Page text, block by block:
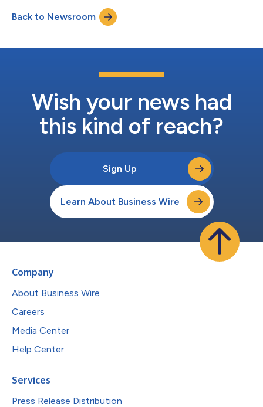
concepto de red óptica e inalámbrica innovadora (Innovative
Optical and Wireless Network, IOWN) del Grupo NTT.1 Entre las
actividades se incluyó una...
Back to Newsroom
Wish your news had
this kind of reach?
Sign Up
Learn About Business Wire
Company
About Business Wire
Careers
Media Center
Help Center
Services
Press Release Distribution